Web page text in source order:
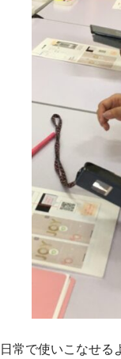
日常で使いこなせる